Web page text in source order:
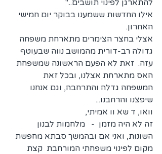
להתארגן לפינוי תושבים..."
אילו החדשות ששמענו בבוקר יום חמישי
האחרון.
אצלי בחצר הצימרים מתארחת משפחה
גדולה רב-דורית מהמושב נווה שבעוטף
עזה.  זאת לא הפעם הראשונה שמשפחת
האס מתארחת אצלנו, ובכל זאת
המשפחה גדלה והתרחבה, וגם אנחנו
שיפצנו והרחבנו...
וואו, ד שא וו אמיתי,
זה לא היה מזמן  -   מלחמות לבנון
השונות, ואני אם ובהמשך סבתא מחפשת
מקום לפינוי משפחתי המורחבת  קצת